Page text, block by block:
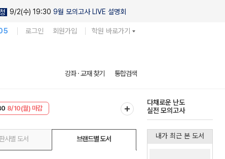
9/2(수) 19:30 9월 모의고사 LIVE 설명회
로그인 회원가입 학원 바로가기
강좌 · 교재 찾기 통합검색
8/10(월) 마감
다채로운 난도
실전 모의고사
사별 도서 브랜드별 도서 내가 최근 본 도서